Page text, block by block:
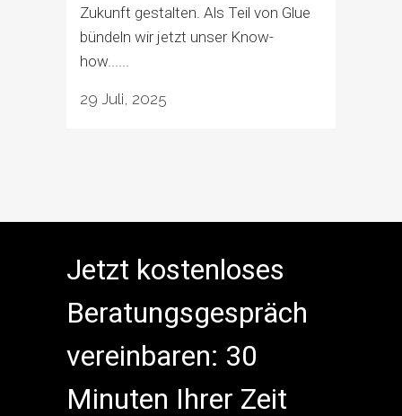
Zukunft gestalten. Als Teil von Glue
bündeln wir jetzt unser Know-
how......
29 Juli, 2025
Jetzt kostenloses
Beratungsgespräch
vereinbaren: 30
Minuten Ihrer Zeit